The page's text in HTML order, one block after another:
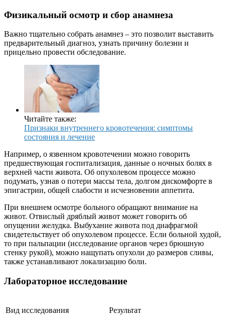
Физикальный осмотр и сбор анамнеза
Важно тщательно собрать анамнез – это позволит выставить
предварительный диагноз, узнать причину болезни и
прицельно провести обследование.
Читайте также:
Признаки внутреннего кровотечения: симптомы
состояния и лечение
Например, о язвенном кровотечении можно говорить
предшествующая госпитализация, данные о ночных болях в
верхней части живота. Об опухолевом процессе можно
подумать, узнав о потери массы тела, долгом дискомфорте в
эпигастрии, общей слабости и исчезновении аппетита.
При внешнем осмотре больного обращают внимание на
живот. Отвислый дряблый живот может говорить об
опущении желудка. Выбухание живота под диафрагмой
свидетельствует об опухолевом процессе. Если больной худой,
то при пальпации (исследование органов через брюшную
стенку рукой), можно нащупать опухоли до размеров сливы,
также устанавливают локализацию боли.
Лабораторное исследование
Вид исследования Результат